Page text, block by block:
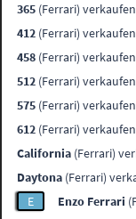
365 (Ferrari) verkaufen
412 (Ferrari) verkaufen
458 (Ferrari) verkaufen
512 (Ferrari) verkaufen
575 (Ferrari) verkaufen
612 (Ferrari) verkaufen
California (Ferrari)
Daytona (Ferrari)
E
Enzo Ferrari